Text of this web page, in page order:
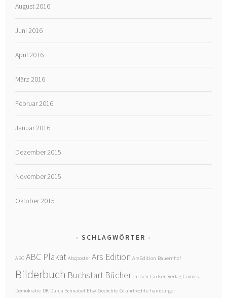
August 2016
Juni 2016
April 2016
März 2016
Februar 2016
Januar 2016
Dezember 2015
November 2015
Oktober 2015
SCHLAGWÖRTER
ABC ABC Plakat Abcposter Ars Edition ArsEdition Bauernhof
Bilderbuch Buchstart Bücher carlsen Carlsen Verlag Comics
Demokratie DK Dunja Schnabel Etsy Gedichte Grundrechte hamburger